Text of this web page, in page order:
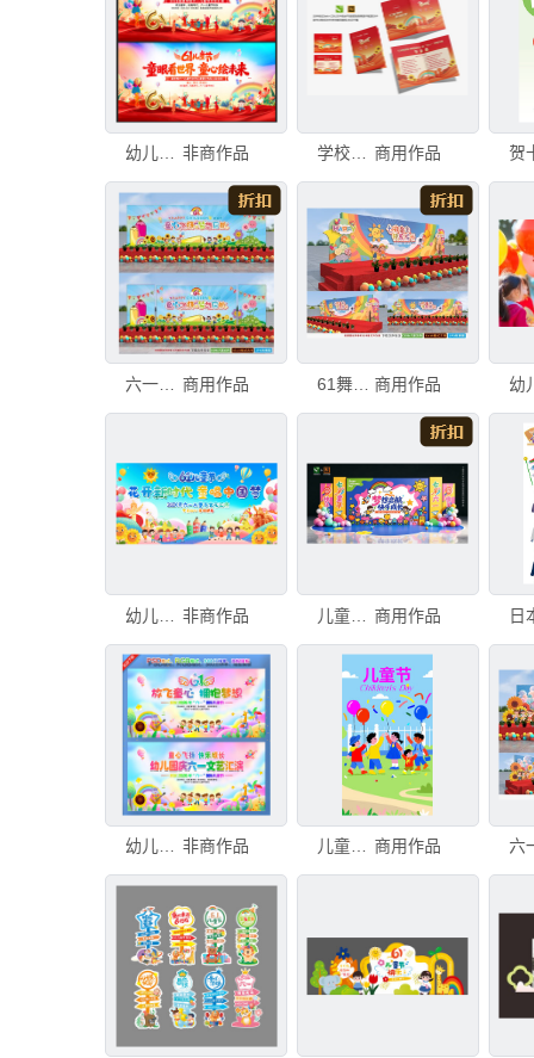
幼儿园六一儿童节晚会舞台背景 非商作品 学校幼儿园六一儿童节文艺汇演表演节目单 商用作品
商用作品 61舞台六一儿童节七彩童年彩虹背景布置 商用作品
非商作品 儿童节舞台背景 商用作品
幼儿园六一儿童节 非商作品 儿童节海报幼儿园开学 商用作品